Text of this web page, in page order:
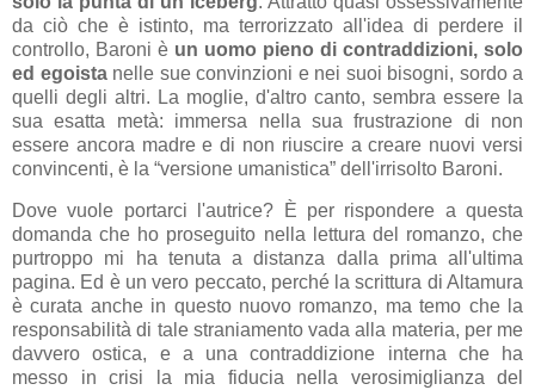
da ciò che è istinto, ma terrorizzato all'idea di perdere il
controllo, Baroni è un uomo pieno di contraddizioni, solo
ed egoistanelle sue convinzioni e nei suoi bisogni, sordo a
quelli degli altri. La moglie, d'altro canto, sembra essere la
sua esatta metà: immersa nella sua frustrazione di non
essere ancora madre e di non riuscire a creare nuovi versi
convincenti, è la “versione umanistica” dell'irrisolto Baroni.
Dove vuole portarci l'autrice? È per rispondere a questa
domanda che ho proseguito nella lettura del romanzo, che
purtroppo mi ha tenuta a distanza dalla prima all'ultima
pagina. Ed è un vero peccato, perché la scrittura di Altamura
è curata anche in questo nuovo romanzo, ma temo che la
responsabilità di tale straniamento vada alla materia, per me
davvero ostica, e a una contraddizione interna che ha
messo in crisi la mia fiducia nella verosimiglianza del